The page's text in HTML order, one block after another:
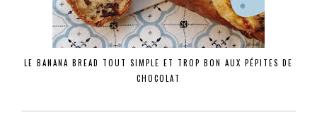
LE BANANA BREAD TOUT SIMPLE ET TROP BON AUX PÉPITES DE
CHOCOLAT